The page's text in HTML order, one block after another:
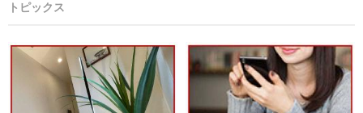
トピックス